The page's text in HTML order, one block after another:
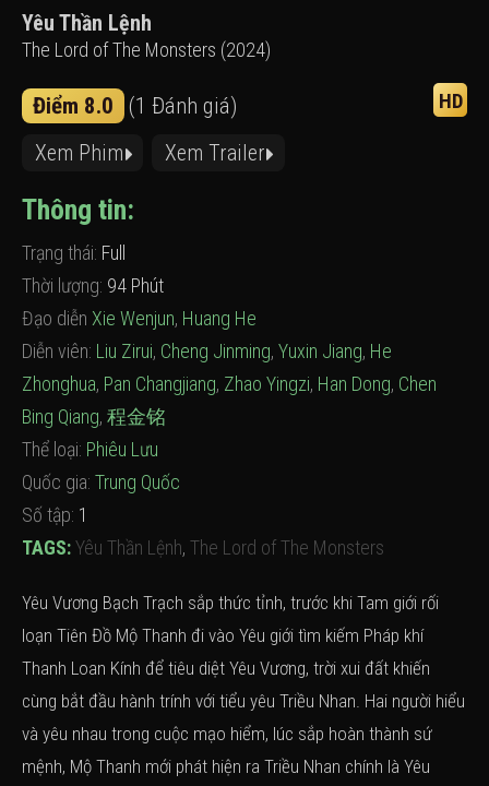
Yêu Thần Lệnh
The Lord of The Monsters (2024)
Điểm 8.0 (1 Đánh giá) HD
Xem Phim Xem Trailer
Thông tin:
Trạng thái: Full
Thời lượng: 94 Phút
Đạo diễn Xie Wenjun, Huang He
Diễn viên: Liu Zirui, Cheng Jinming, Yuxin Jiang, He
Zhonghua, Pan Changjiang, Zhao Yingzi, Han Dong, Chen
Bing Qiang, 程金铭
Thể loại: Phiêu Lưu
Quốc gia: Trung Quốc
Số tập: 1
TAGS:Yêu Thần Lệnh, The Lord of The Monsters
Yêu Vương Bạch Trạch sắp thức tỉnh, trước khi Tam giới rối
loạn Tiên Đồ Mộ Thanh đi vào Yêu giới tìm kiếm Pháp khí
Thanh Loan Kính để tiêu diệt Yêu Vương, trời xui đất khiến
cùng bắt đầu hành trính với tiểu yêu Triều Nhan. Hai người hiểu
và yêu nhau trong cuộc mạo hiểm, lúc sắp hoàn thành sứ
mệnh, Mộ Thanh mới phát hiện ra Triều Nhan chính là Yêu